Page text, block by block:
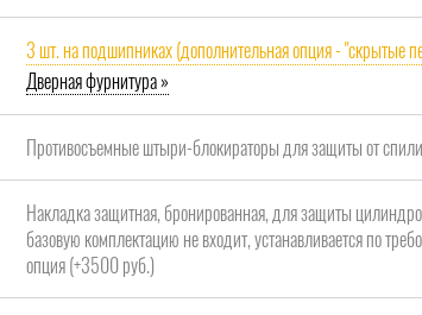
3 шт. на подшипниках (дополнительная опция - "скрытые
Дверная фурнитура »
Противосъемные штыри-блокираторы для защиты от
Накладка защитная, бронированная, для защиты
базовую комплектацию не входит, устанавливается по
опция (+3500 руб.)